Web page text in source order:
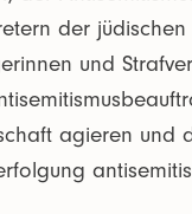
der
und
agieren und